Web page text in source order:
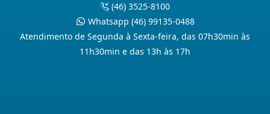
(46) 3525-8100
Whatsapp (46) 99135-0488
Atendimento de Segunda à Sexta-feira, das 07h30min às
11h30min e das 13h às 17h